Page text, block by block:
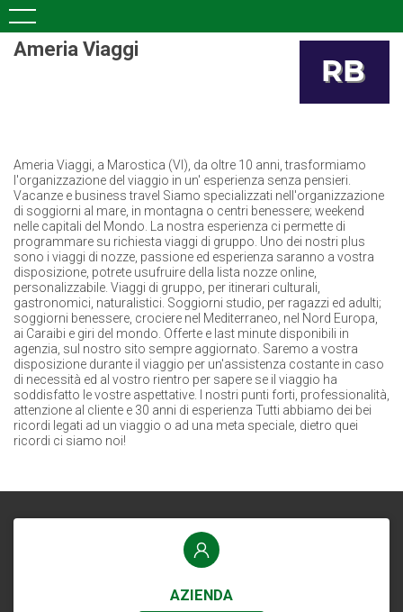
Ameria Viaggi
Ameria Viaggi, a Marostica (VI), da oltre 10 anni, trasformiamo
l'organizzazione del viaggio in un' esperienza senza pensieri.
Vacanze e business travel Siamo specializzati nell'organizzazione
di soggiorni al mare, in montagna o centri benessere; weekend
nelle capitali del Mondo. La nostra esperienza ci permette di
programmare su richiesta viaggi di gruppo. Uno dei nostri plus
sono i viaggi di nozze, passione ed esperienza saranno a vostra
disposizione, potrete usufruire della lista nozze online,
personalizzabile. Viaggi di gruppo, per itinerari culturali,
gastronomici, naturalistici. Soggiorni studio, per ragazzi ed adulti;
soggiorni benessere, crociere nel Mediterraneo, nel Nord Europa,
ai Caraibi e giri del mondo. Offerte e last minute disponibili in
agenzia, sul nostro sito sempre aggiornato. Saremo a vostra
disposizione durante il viaggio per un'assistenza costante in caso
di necessità ed al vostro rientro per sapere se il viaggio ha
soddisfatto le vostre aspettative. I nostri punti forti, professionalità,
attenzione al cliente e 30 anni di esperienza Tutti abbiamo dei bei
ricordi legati ad un viaggio o ad una meta speciale, dietro quei
ricordi ci siamo noi!
AZIENDA